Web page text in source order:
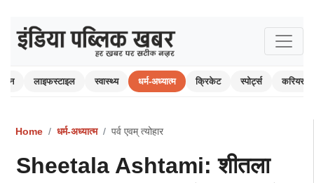
लाइफस्टाइल स्वास्थ्य धर्म-अध्यात्म क्रिकेट स्पोर्ट्स करियर
Home धर्म-अध्यात्म पर्व एवम् त्योहार
Sheetala Ashtami: शीतला